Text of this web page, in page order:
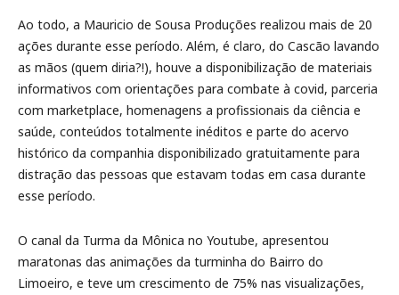
Ao todo, a Mauricio de Sousa Produções realizou mais de 20
ações durante esse período. Além, é claro, do Cascão lavando
as mãos (quem diria?!), houve a disponibilização de materiais
informativos com orientações para combate à covid, parceria
com marketplace, homenagens a profissionais da ciência e
saúde, conteúdos totalmente inéditos e parte do acervo
histórico da companhia disponibilizado gratuitamente para
distração das pessoas que estavam todas em casa durante
esse período.
O canal da Turma da Mônica no Youtube, apresentou
maratonas das animações da turminha do Bairro do
Limoeiro, e teve um crescimento de 75% nas visualizações,